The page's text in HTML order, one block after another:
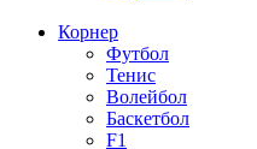
Корнер
Футбол
Тенис
Волейбол
Баскетбол
F1